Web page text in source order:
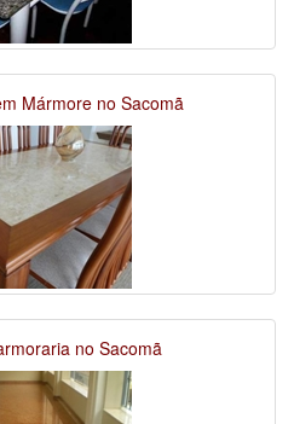
Mármore no Sacomã
no Sacomã